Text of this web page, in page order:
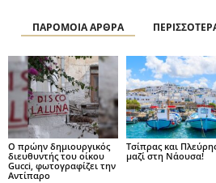
ΠΑΡΟΜΟΙΑ ΑΡΘΡΑ
Ο πρώην δημιουργικός
διευθυντής του οίκου
Gucci, φωτογραφίζει την
Αντίπαρο
Τσίπρας και
μαζί στη Νάουσα!